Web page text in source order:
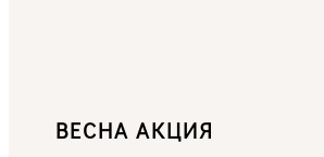
ВЕСНА АКЦИЯ